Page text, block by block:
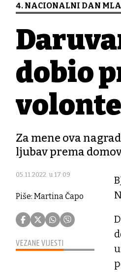
4. NACIONALNI DAN
dobio
Za mene ova
ljubav prema
05.11.2022. u 17:09
Piše: Martina Čapo
VEZANE VIJESTI